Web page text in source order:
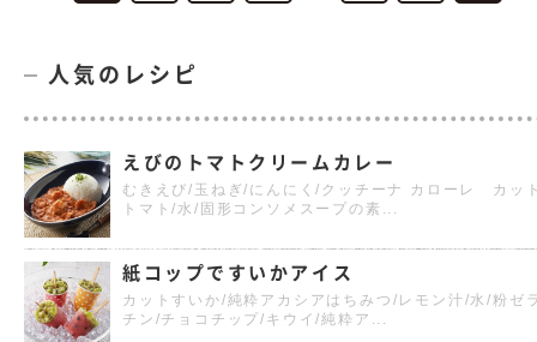
人気のレシピ
えびのトマトクリームカレー
むきえび/玉ねぎ/にんにく/クッチーナ カローレ カッ
トマト/水/固形コンソメスープの素...
紙コップですいかアイス
カットすいか/純粋アカシアはちみつ/レモン汁/水/粉ゼ
チン/チョコチップ/キウイ/純粋ア...